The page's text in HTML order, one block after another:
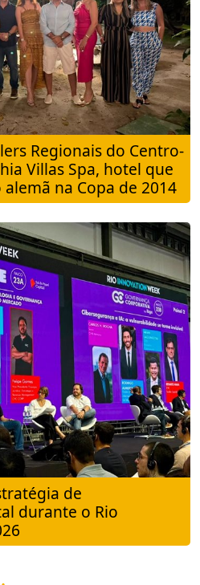
Regionais do Centro-
Villas Spa, hotel que
na Copa de 2014
de
durante o Rio